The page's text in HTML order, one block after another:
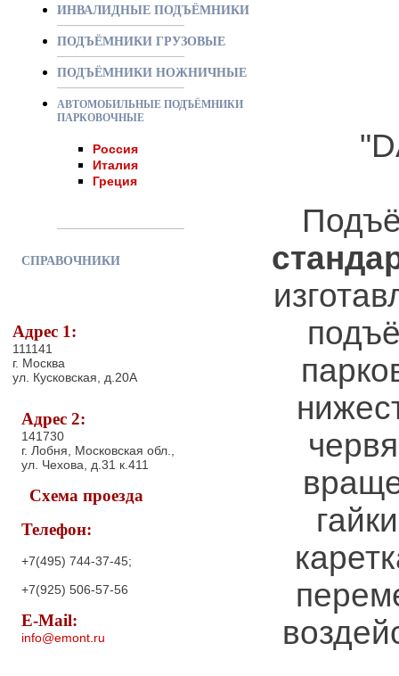
ИНВАЛИДНЫЕ ПОДЪЁМНИКИ
ПОДЪЁМНИКИ ГРУЗОВЫЕ
ПОДЪЁМНИКИ НОЖНИЧНЫЕ
АВТОМОБИЛЬНЫЕ ПОДЪЁМНИКИ
ПАРКОВОЧНЫЕ
Россия
Италия
Греция
СПРАВОЧНИКИ
Адрес 1:
111141
г. Москва
ул. Кусковская, д.20А
Адрес 2:
141730
г. Лобня, Московская обл.,
ул. Чехова, д.31 к.411
Схема проезда
Телефон:
+7(495) 744-37-45;
+7(925) 506-57-56
E-Mail:
info@emont.ru